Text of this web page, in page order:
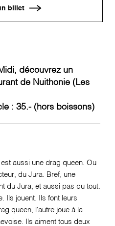
billet
découvrez un
de Nuithonie (Les
: 35.- (hors boissons)
aussi une drag queen. Ou
du Jura. Bref, une
du Jura, et aussi pas du tout.
Ils jouent. Ils font leurs
queen, l'autre joue à la
Ils aiment tous deux